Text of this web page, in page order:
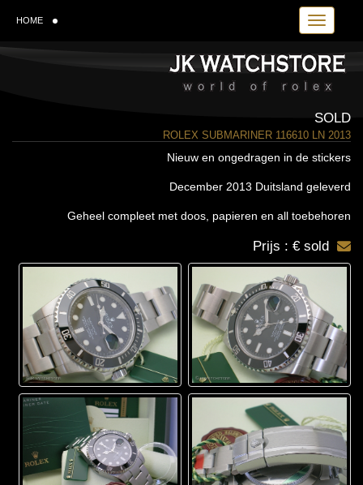
Toggle
HOME
SOLD
ROLEX SUBMARINER 116610 LN 2013
Nieuw en ongedragen in de stickers
December 2013 Duitsland geleverd
Geheel compleet met doos, papieren en all toebehoren
Prijs : € sold